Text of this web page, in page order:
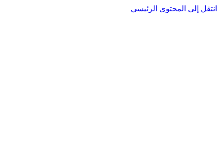
إلى المحتوى الرئيسي